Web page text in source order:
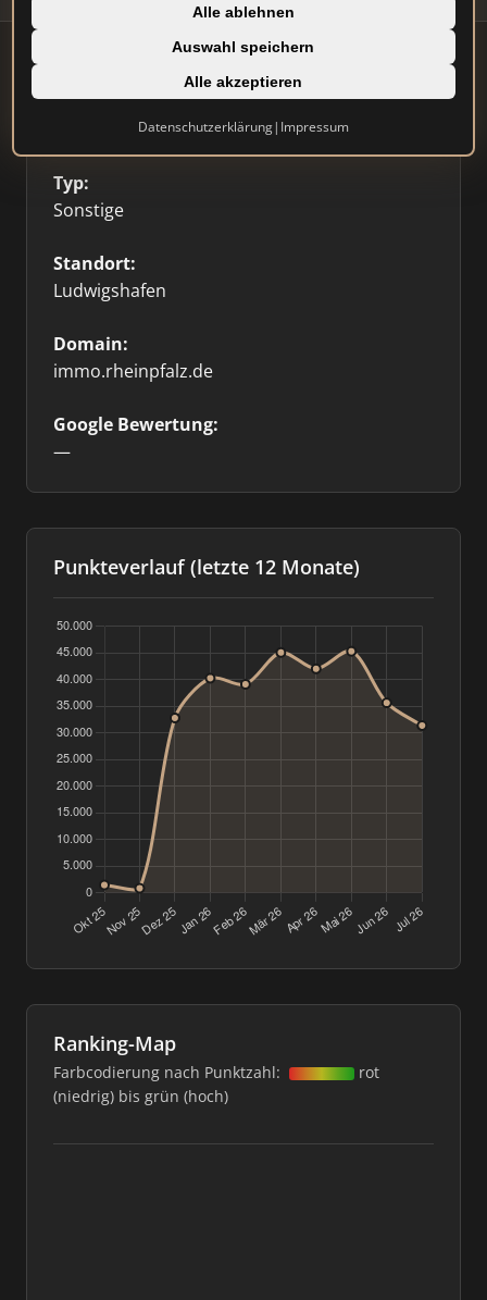
Alle ablehnen
Auswahl speichern
Alle akzeptieren
Datenschutzerklärung| Impressum
Firmenprofil ⭐ Etabliert
Typ:
Sonstige
Standort:
Ludwigshafen
Domain:
immo.rheinpfalz.de
Google Bewertung:
—
Punkteverlauf (letzte 12 Monate)
Ranking-Map
Farbcodierung nach Punktzahl:
rot
(niedrig) bis grün (hoch)